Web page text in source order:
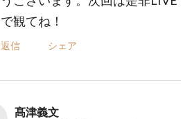
で観てね！
返信 シェア
髙津義文